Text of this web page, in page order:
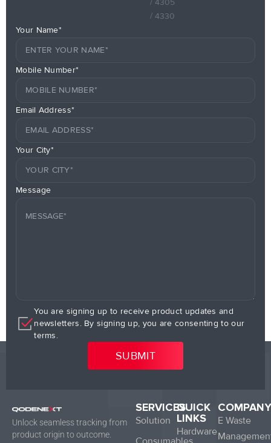
/ 4305
/ 4330
Your Name*
Mobile Number*
Email Address*
Your City*
Message
You are signing up to receive product updates and
newsletters. By signing up, you are consenting to our
terms.
Unlock seamless tracking from
product origin to outcome.
SERVICES
Solution
QUICK
LINKS
Hardware
COMPANY
E Waste